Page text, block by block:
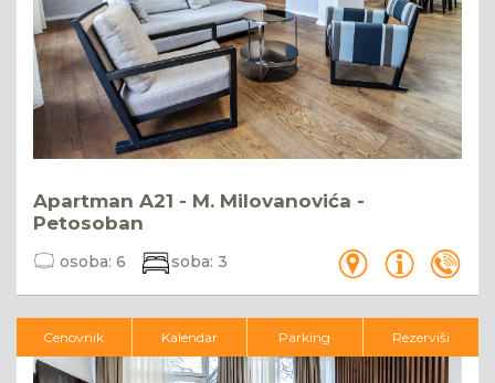
Apartman A21 - M. Milovanovića -
Petosoban
osoba: 6 soba: 3
Cenovnik Kalendar Parking Rezerviši